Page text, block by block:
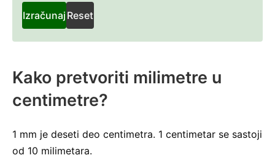
Izračunaj Reset
Kako pretvoriti milimetre u
centimetre?
1 mm je deseti deo centimetra. 1 centimetar se sastoji
od 10 milimetara.